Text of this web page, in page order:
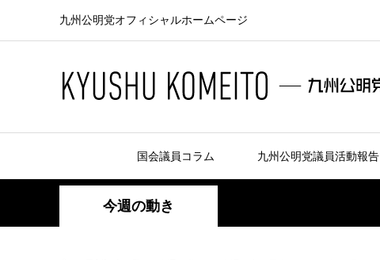
九州公明党オフィシャルホームページ
国会議員コラム 九州公明党議員活動報告
今週の動き